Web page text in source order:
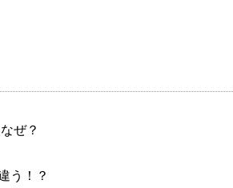
ぜ？
う！？